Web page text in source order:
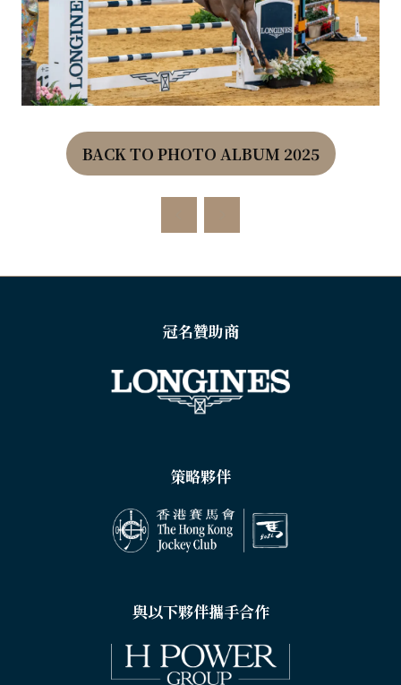
BACK TO PHOTO ALBUM 2025
(OPENS
NEW
冠名贊助商
策略夥伴
與以下夥伴攜手合作